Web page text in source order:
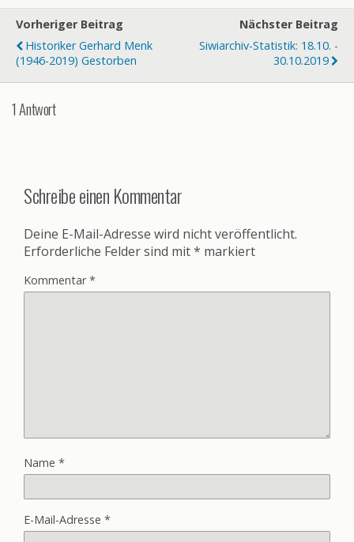
Vorheriger Beitrag
Historiker Gerhard Menk
(1946-2019) Gestorben
Nächster Beitrag
Siwiarchiv-Statistik: 18.10. -
30.10.2019
1 Antwort
Schreibe einen Kommentar
Deine E-Mail-Adresse wird nicht veröffentlicht.
Erforderliche Felder sind mit* markiert
Kommentar*
Name *
E-Mail-Adresse *